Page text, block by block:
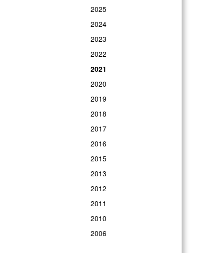
2025
2024
2023
2022
2021
2020
2019
2018
2017
2016
2015
2013
2012
2011
2010
2006